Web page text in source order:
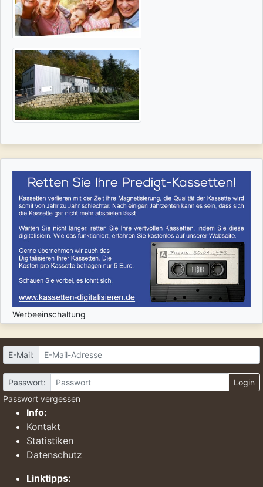
Werbeeinschaltung
E-Mail:
Passwort:
Login
Passwort vergessen
Info:
Kontakt
Statistiken
Datenschutz
Linktipps: